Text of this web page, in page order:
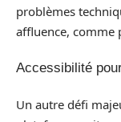
problèmes
affluence, comme
Accessibilité
Un autre défi